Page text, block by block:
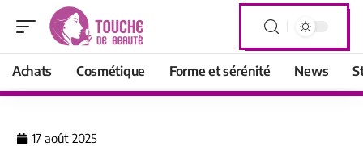
Achats Cosmétique Forme et sérénité News
17 août 2025